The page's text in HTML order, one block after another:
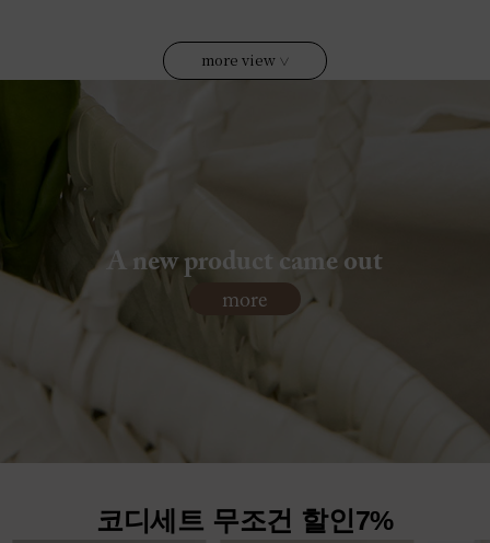
more view ∨
A new product came out
more
코디세트 무조건 할인7%